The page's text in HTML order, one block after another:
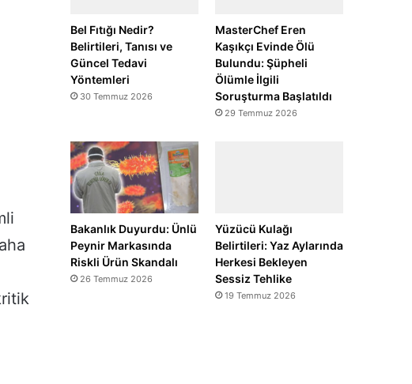
Bel Fıtığı Nedir?
Belirtileri, Tanısı ve
Güncel Tedavi
Yöntemleri
30 Temmuz 2026
MasterChef Eren
Kaşıkçı Evinde Ölü
Bulundu: Şüpheli
Ölümle İlgili
Soruşturma Başlatıldı
29 Temmuz 2026
Bakanlık Duyurdu: Ünlü
Peynir Markasında
Riskli Ürün Skandalı
26 Temmuz 2026
Yüzücü Kulağı
Belirtileri: Yaz Aylarında
Herkesi Bekleyen
Sessiz Tehlike
19 Temmuz 2026